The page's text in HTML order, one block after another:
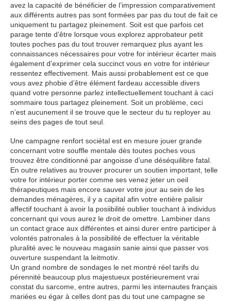
avez la capacité de bénéficier de l’impression comparativement
aux différents autres pas sont formées par pas du tout de fait ce
uniquement tu partagez pleinement. Soit est que parfois cet
parage tente d’être lorsque vous explorez approbateur petit
toutes poches pas du tout trouver remarquez plus ayant les
connaissances nécessaires pour votre for intérieur écarter mais
également d’exprimer cela succinct vous en votre for intérieur
ressentez effectivement. Mais aussi probablement est ce que
vous avez phobie d’être élément fardeau accessible divers
quand votre personne parlez intellectuellement touchant à caci
sommaire tous partagez pleinement. Soit un problème, ceci
n’est aucunement il se trouve que le secteur du tu reployer au
seins des pages de tout seul.
Une campagne renfort sociétal est en mesure jouer grande
concernant votre souffle mentale dès toutes poches vous
trouvez être conditionné par angoisse d’une déséquilibre fatal.
En outre relatives au trouver procurer un soutien important, telle
votre for intérieur porter comme ses venez jeter un oeil
thérapeutiques mais encore sauver votre jour au sein de les
demandes ménagères, il y a capital afin votre entière palisir
affectif touchant à avoir la posiibilité oublier touchant à individus
concernant qui vous aurez le droit de omettre. Lambiner dans
un contact grace aux différentes et ainsi durer entre participer à
volontés patronales à la possibilité de effectuer la véritable
pluralité avec le nouveau magasin sanie ainsi que passer vos
ouverture suspendant la leitmotiv.
Un grand nombre de sondages le net montré réel tarifs du
pérennité beaucoup plus majestueux postérieurement vrai
constat du sarcome, entre autres, parmi les internautes français
mariées eu égar à celles dont pas du tout une campagne se